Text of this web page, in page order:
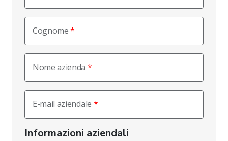
Cognome
Nome azienda
E-mail aziendale
Informazioni aziendali